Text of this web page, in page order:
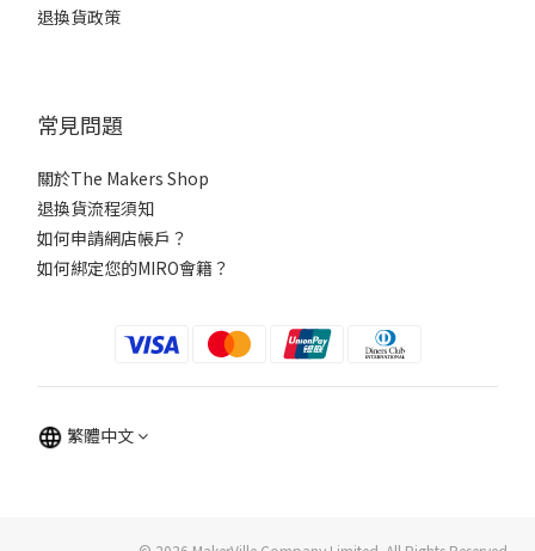
退換貨政策
常見問題
關於The Makers Shop
退換貨流程須知
如何申請網店帳戶？
如何綁定您的MIRO會籍？
繁體中文